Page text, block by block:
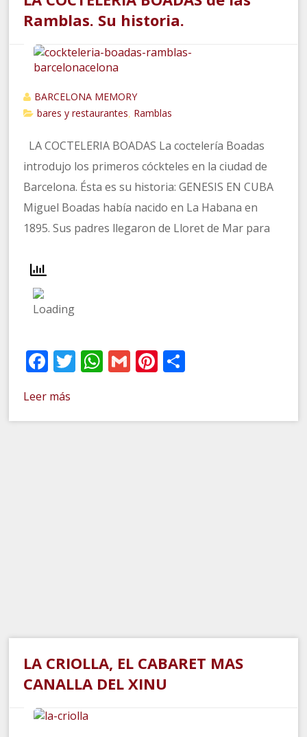
Ramblas. Su historia.
BARCELONA MEMORY
bares y restaurantes Ramblas
LA COCTELERIA BOADAS La coctelería Boadas
introdujo los primeros cóckteles en la ciudad de
Barcelona. Ésta es su historia: GENESIS EN CUBA
Miguel Boadas había nacido en La Habana en
1895. Sus padres llegaron de Lloret de Mar para
Facebook
Twitter
WhatsApp
GmailPinterest
Leer más
LA CRIOLLA, EL CABARET MAS
CANALLA DEL XINU